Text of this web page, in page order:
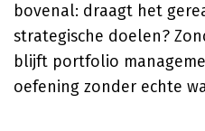
bovenal: draagt het
strategische doelen?
blijft portfolio
oefening zonder echte